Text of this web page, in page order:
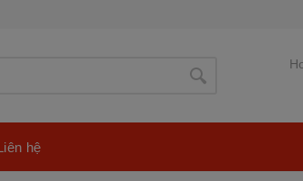
hệ